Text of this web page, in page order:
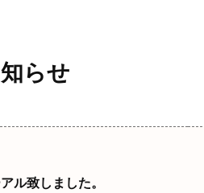
らせ
ル致しました。